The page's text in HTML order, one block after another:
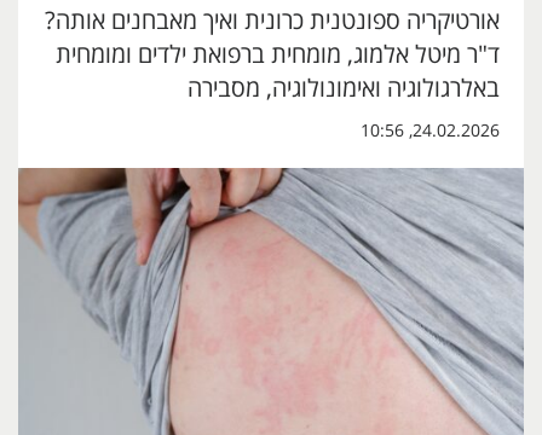
אורטיקריה ספונטנית כרונית ואיך מאבחנים אותה?
ד"ר מיטל אלמוג, מומחית ברפואת ילדים ומומחית
באלרגולוגיה ואימונולוגיה, מסבירה
24.02.2026, 10:56